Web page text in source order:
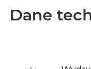
Dane